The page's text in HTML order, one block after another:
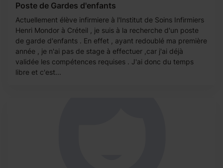
Poste de Gardes d'enfants
Actuellement élève infirmiere à l'Institut de Soins Infirmiers
Henri Mondor à Créteil , je suis à la recherche d'un poste
de garde d'enfants . En effet , ayant redoublé ma première
année , je n'ai pas de stage à effectuer ,car j'ai déjà
validée les compétences requises . J'ai donc du temps
libre et c'est...